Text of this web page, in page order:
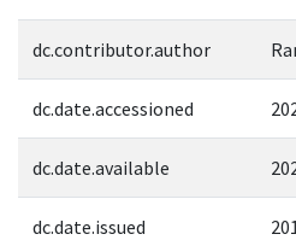
dc.contributor.author
dc.date.accessioned
dc.date.available
dc.date.issued